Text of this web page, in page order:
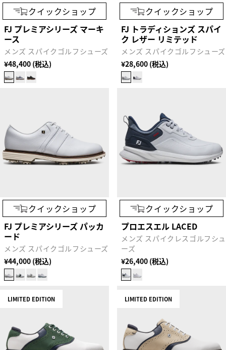
クイックショップ
FJ プレミアシリーズ マーキ
ース
メンズ スパイクゴルフシューズ
¥48,400 (税込)
クイックショップ
FJ トラディションズ スパイ
ク レザー リミテッド
メンズ スパイクゴルフシューズ
¥28,600 (税込)
クイックショップ
FJ プレミアシリーズ パッカ
ード
メンズ スパイクゴルフシューズ
¥44,000 (税込)
クイックショップ
プロエスエル LACED
メンズ スパイクレスゴルフシュ
ーズ
¥26,400 (税込)
LIMITED EDITION LIMITED EDITION